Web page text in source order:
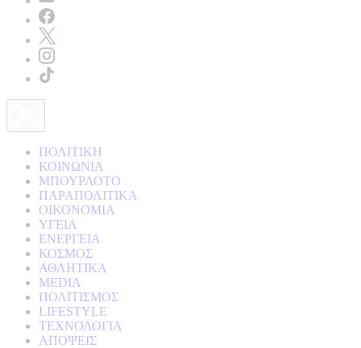
ΠΟΛΙΤΙΚΗ
ΚΟΙΝΩΝΙΑ
ΜΠΟΥΡΛΟΤΟ
ΠΑΡΑΠΟΛΙΤΙΚΑ
ΟΙΚΟΝΟΜΙΑ
ΥΓΕΙΑ
ΕΝΕΡΓΕΙΑ
ΚΟΣΜΟΣ
ΑΘΛΗΤΙΚΑ
MEDIA
ΠΟΛΙΤΙΣΜΟΣ
LIFESTYLE
ΤΕΧΝΟΛΟΓΙΑ
ΑΠΟΨΕΙΣ